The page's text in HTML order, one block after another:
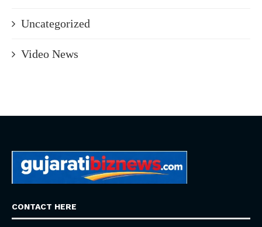
Uncategorized
Video News
CONTACT HERE